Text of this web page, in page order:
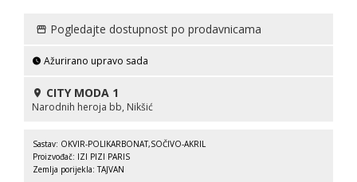
Pogledajte dostupnost po prodavnicama
Ažurirano upravo sada
CITY MODA 1
Narodnih heroja bb, Nikšić
Sastav: OKVIR-POLIKARBONAT,SOČIVO-AKRIL
Proizvođač: IZI PIZI PARIS
Zemlja porijekla: TAJVAN